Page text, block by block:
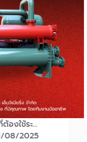
องใช้ระ…
08/2025